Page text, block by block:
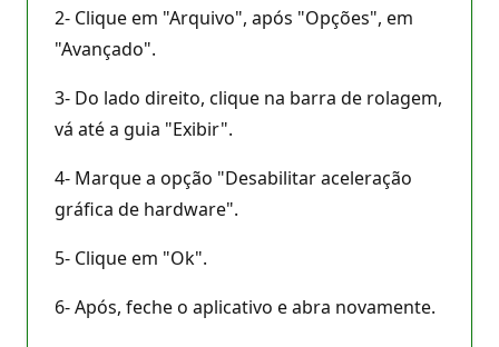
2- Clique em "Arquivo", após "Opções", em
"Avançado".
3- Do lado direito, clique na barra de rolagem,
vá até a guia "Exibir".
4- Marque a opção "Desabilitar aceleração
gráfica de hardware".
5- Clique em "Ok".
6- Após, feche o aplicativo e abra novamente.